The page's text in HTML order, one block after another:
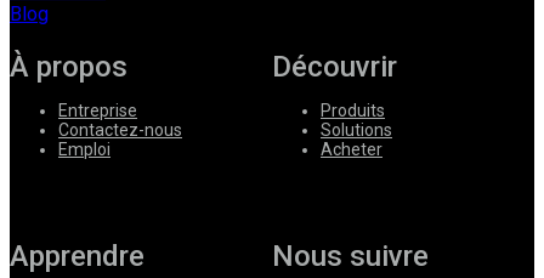
Blog
À propos
Entreprise
Contactez-nous
Emploi
Découvrir
Produits
Solutions
Acheter
Apprendre Nous suivre